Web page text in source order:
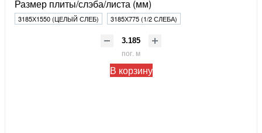
Размер плиты/слэба/листа (мм)
3185Х1550 (ЦЕЛЫЙ СЛЕБ) 3185Х775 (1/2 СЛЕБА)
пог. м
В корзину